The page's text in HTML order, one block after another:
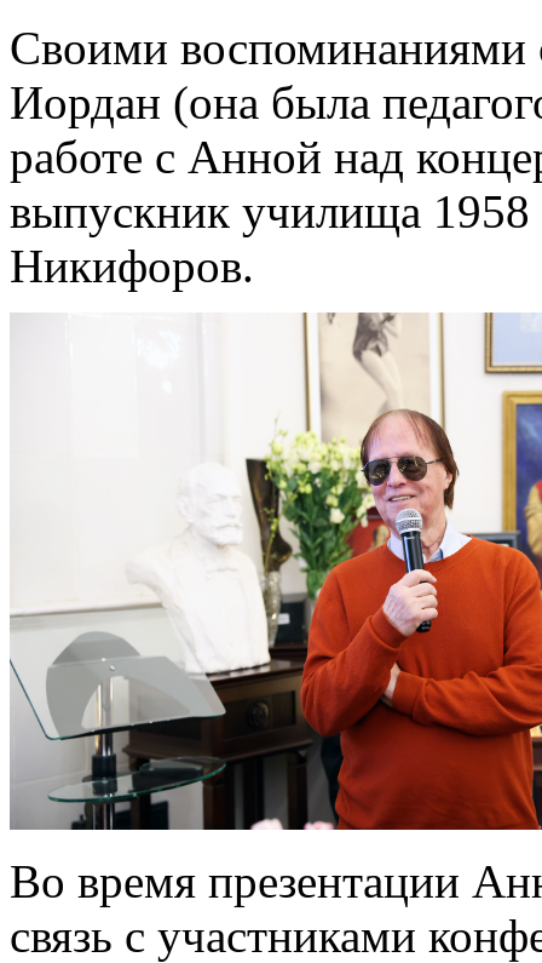
Своими воспоминаниями
Иордан (она была
работе с Анной над
выпускник училища 1958
Никифоров.
Во время презентации
связь с участниками